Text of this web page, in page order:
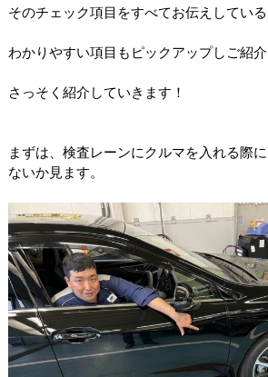
そのチェック項目をすべてお伝えしている
わかりやすい項目もピックアップしご紹介
さっそく紹介していきます！
まずは、検査レーンにクルマを入れる際
ないか見ます。